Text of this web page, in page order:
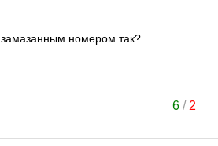
номером так?
6/ 2